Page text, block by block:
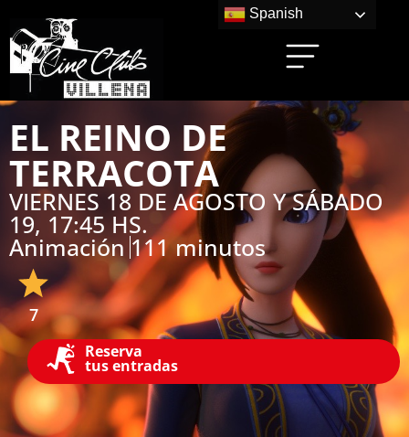
EL REINO DE
TERRACOTA
VIERNES 18 DE AGOSTO Y SÁBADO
19, 17:45 HS.
Animación 111 minutos
7
Reserva
tus entradas
Spanish